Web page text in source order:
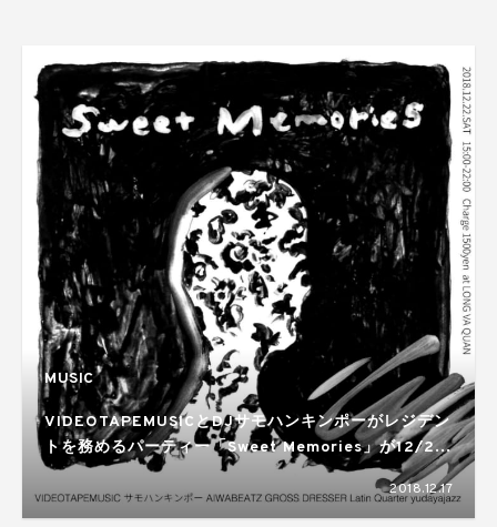
MUSIC
VIDEOTAPEMUSICとDJサモハンキンポーがレジデン
トを務めるパーティー「Sweet Memories」が12/22
に開催！
2018.12.17